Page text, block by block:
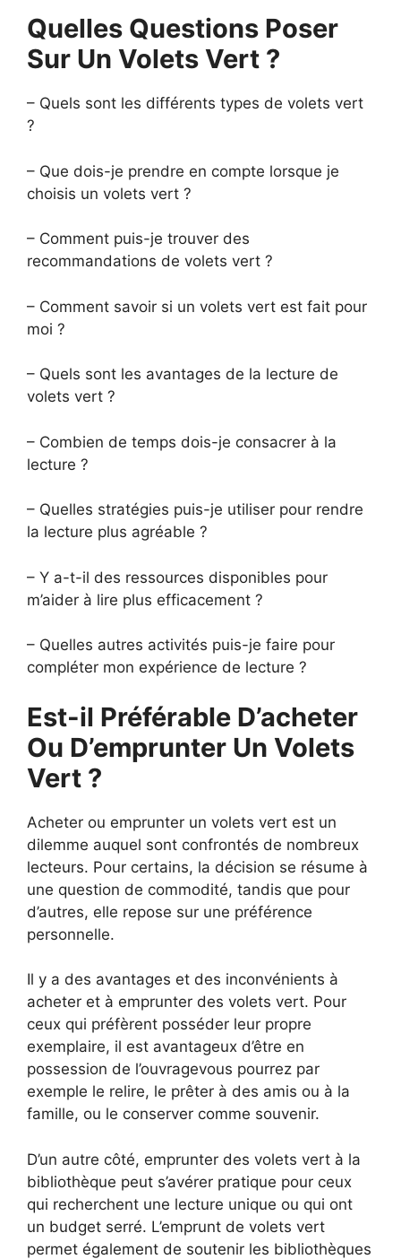
Quelles Questions Poser
Sur Un Volets Vert ?
– Quels sont les différents types de volets vert
?
– Que dois-je prendre en compte lorsque je
choisis un volets vert ?
– Comment puis-je trouver des
recommandations de volets vert ?
– Comment savoir si un volets vert est fait pour
moi ?
– Quels sont les avantages de la lecture de
volets vert ?
– Combien de temps dois-je consacrer à la
lecture ?
– Quelles stratégies puis-je utiliser pour rendre
la lecture plus agréable ?
– Y a-t-il des ressources disponibles pour
m’aider à lire plus efficacement ?
– Quelles autres activités puis-je faire pour
compléter mon expérience de lecture ?
Est-il Préférable D’acheter
Ou D’emprunter Un Volets
Vert ?
Acheter ou emprunter un volets vert est un
dilemme auquel sont confrontés de nombreux
lecteurs. Pour certains, la décision se résume à
une question de commodité, tandis que pour
d’autres, elle repose sur une préférence
personnelle.
Il y a des avantages et des inconvénients à
acheter et à emprunter des volets vert. Pour
ceux qui préfèrent posséder leur propre
exemplaire, il est avantageux d’être en
possession de l’ouvragevous pourrez par
exemple le relire, le prêter à des amis ou à la
famille, ou le conserver comme souvenir.
D’un autre côté, emprunter des volets vert à la
bibliothèque peut s’avérer pratique pour ceux
qui recherchent une lecture unique ou qui ont
un budget serré. L’emprunt de volets vert
permet également de soutenir les bibliothèques